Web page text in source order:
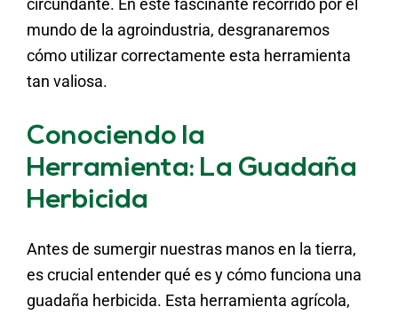
mundo de la agroindustria, desgranaremos
cómo utilizar correctamente esta herramienta
tan valiosa.
Conociendo la
Herramienta: La Guadaña
Herbicida
Antes de sumergir nuestras manos en la tierra,
es crucial entender qué es y cómo funciona una
guadaña herbicida. Esta herramienta agrícola,